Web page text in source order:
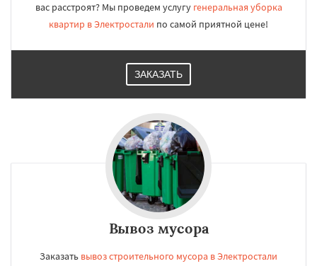
вас расстроят? Мы проведем услугу генеральная уборка
квартир в Электростали по самой приятной цене!
ЗАКАЗАТЬ
Вывоз мусора
Заказать вывоз строительного мусора в Электростали